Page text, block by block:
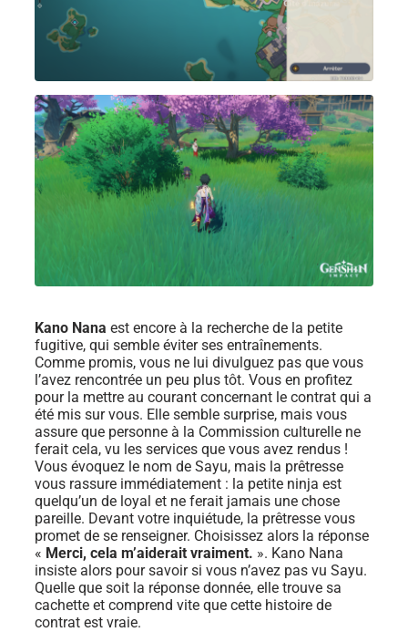
Kano Nana est encore à la recherche de la petite
fugitive, qui semble éviter ses entraînements.
Comme promis, vous ne lui divulguez pas que vous
l’avez rencontrée un peu plus tôt. Vous en profitez
pour la mettre au courant concernant le contrat qui a
été mis sur vous. Elle semble surprise, mais vous
assure que personne à la Commission culturelle ne
ferait cela, vu les services que vous avez rendus !
Vous évoquez le nom de Sayu, mais la prêtresse
vous rassure immédiatement : la petite ninja est
quelqu’un de loyal et ne ferait jamais une chose
pareille. Devant votre inquiétude, la prêtresse vous
promet de se renseigner. Choisissez alors la réponse
« Merci, cela m’aiderait vraiment. ». Kano Nana
insiste alors pour savoir si vous n’avez pas vu Sayu.
Quelle que soit la réponse donnée, elle trouve sa
cachette et comprend vite que cette histoire de
contrat est vraie.